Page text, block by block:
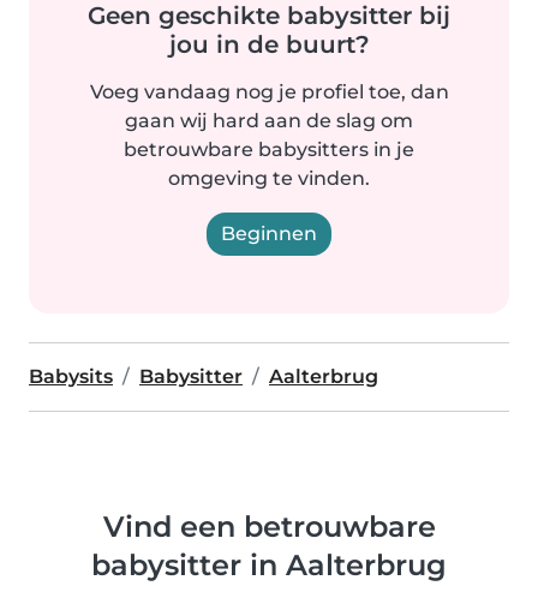
Geen geschikte babysitter bij
jou in de buurt?
Voeg vandaag nog je profiel toe, dan
gaan wij hard aan de slag om
betrouwbare babysitters in je
omgeving te vinden.
Beginnen
Babysits Babysitter Aalterbrug
Vind een betrouwbare
babysitter in Aalterbrug